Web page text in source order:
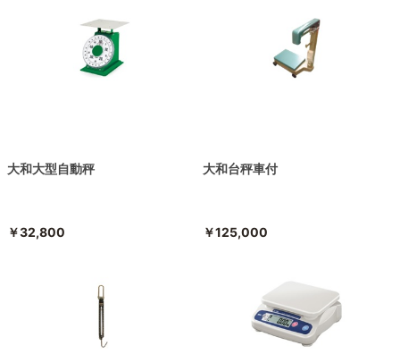
大和大型自動秤
￥32,800
大和台秤車付
￥125,000